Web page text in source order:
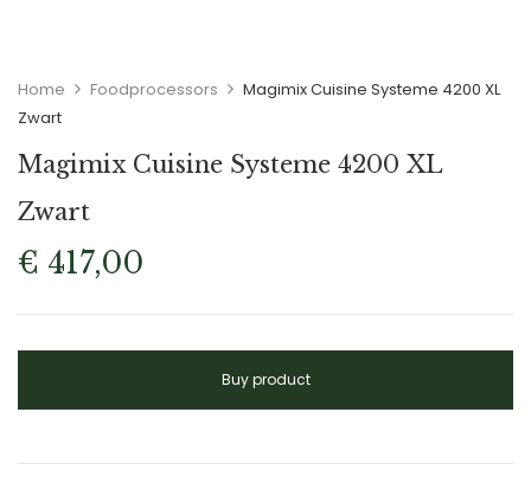
Home Foodprocessors
Magimix Cuisine Systeme 4200 XL
Zwart
Magimix Cuisine Systeme 4200 XL
Zwart
€ 417,00
Buy product